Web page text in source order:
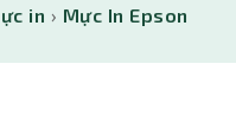
in › Mực In Epson